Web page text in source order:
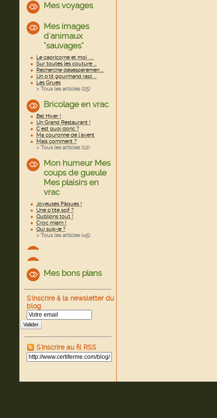
Mes voyages
Mes images
d'animaux
"sauvages"
Le capricorne et moi . ...
Sur toutes les couture ...
Recherche désespéremen ...
Un p'tit gourmand rapi ...
Les Grues
> Tous les articles (25)
Bricolage en vrac
Bel Hiver !
Un Grand Restaurant !
C'est quoi donc ?
Ma couronne de l'avent
Mais comment ?
> Tous les articles (12)
Mon humeur Mes
coups de gueule
Mes plaisirs en
vrac
Joyeuses Pâques !
Une p'tite soif ?
Oublions tout !
Croc miam !
Qui suis-je ?
> Tous les articles (45)
Mes bons plans
S'inscrire à la newsletter du
blog
Valider
S'inscrire au fil RSS